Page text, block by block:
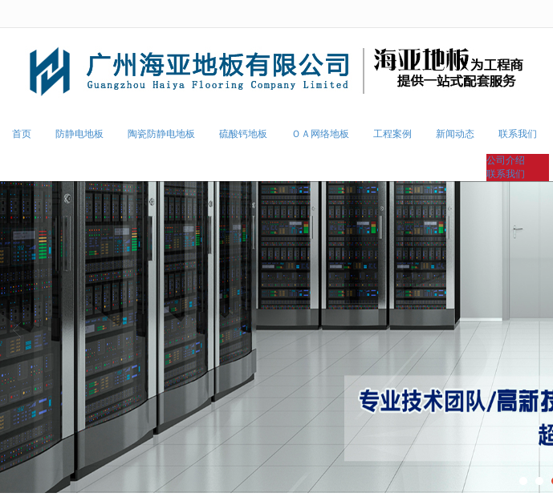
首页 防静电地板 陶瓷防静电地板 硫酸钙地板 ＯＡ网络地板 工程案例 新闻动态 联系我们
公司介绍
联系我们